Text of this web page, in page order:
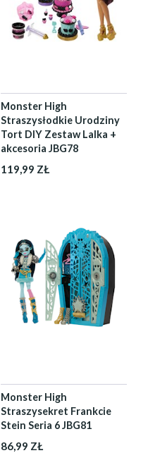
Monster High
Straszysłodkie Urodziny
Tort DIY Zestaw Lalka +
akcesoria JBG78
119,99 ZŁ
Monster High
Straszysekret Frankcie
Stein Seria 6 JBG81
86,99 ZŁ